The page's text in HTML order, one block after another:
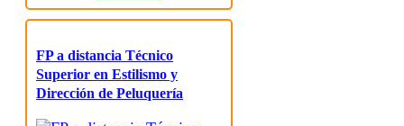
FP a distancia Técnico
Superior en Estilismo y
Dirección de Peluquería